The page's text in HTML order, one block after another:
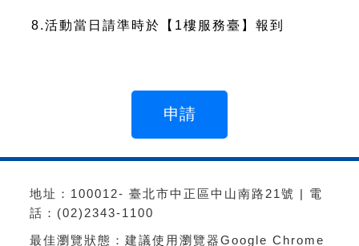
8.活動當日請準時於【1樓服務臺】報到
地址：100012- 臺北市中正區中山南路21號 | 電
話：(02)2343-1100
最佳瀏覽狀態：建議使用瀏覽器Google Chrome